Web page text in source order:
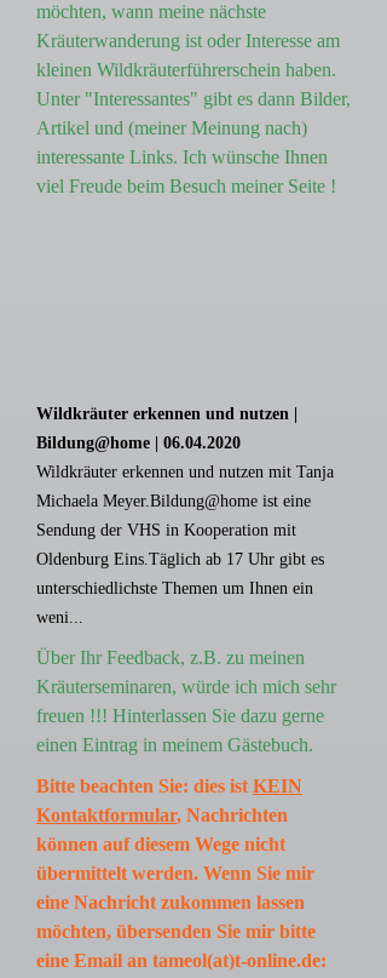
möchten, wann meine nächste
Kräuterwanderung ist oder Interesse am
kleinen Wildkräuterführerschein haben.
Unter "Interessantes" gibt es dann Bilder,
Artikel und (meiner Meinung nach)
interessante Links. Ich wünsche Ihnen
viel Freude beim Besuch meiner Seite !
Wildkräuter erkennen und nutzen |
Bildung@home | 06.04.2020
Wildkräuter erkennen und nutzen mit Tanja
Michaela Meyer.Bildung@home ist eine
Sendung der VHS in Kooperation mit
Oldenburg Eins.Täglich ab 17 Uhr gibt es
unterschiedlichste Themen um Ihnen ein
weni...
Über Ihr Feedback, z.B. zu meinen
Kräuterseminaren, würde ich mich sehr
freuen !!! Hinterlassen Sie dazu gerne
einen Eintrag in meinem Gästebuch.
Bitte beachten Sie: dies ist KEIN
Kontaktformular, Nachrichten
können auf diesem Wege nicht
übermittelt werden. Wenn Sie mir
eine Nachricht zukommen lassen
möchten, übersenden Sie mir bitte
eine Email an tameol(at)t-online.de: